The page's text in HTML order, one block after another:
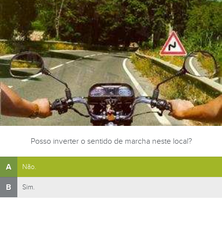
Posso inverter o sentido de marcha neste local?
A Não.
B Sim.